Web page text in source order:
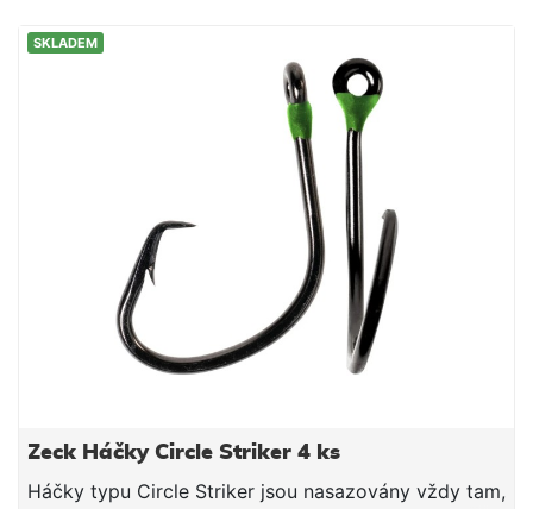
SKLADEM
Zeck Háčky Circle Striker 4 ks
Háčky typu Circle Striker jsou nasazovány vždy tam,